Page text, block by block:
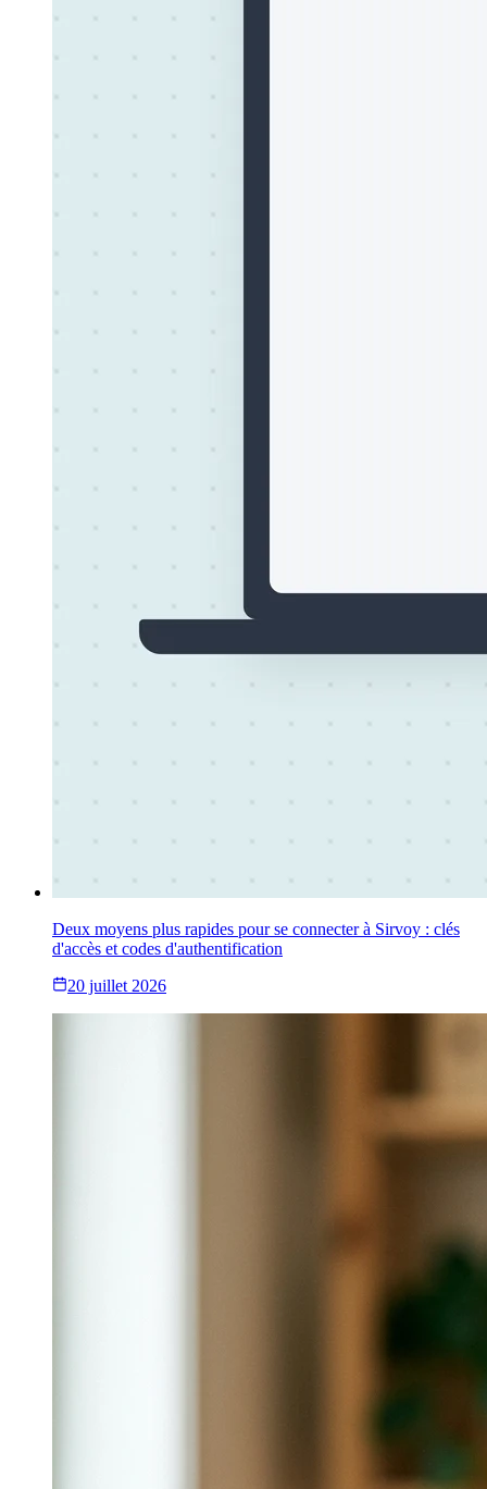
Deux moyens plus rapides pour se connecter à Sirvoy : clés
d'accès et codes d'authentification
20 juillet 2026